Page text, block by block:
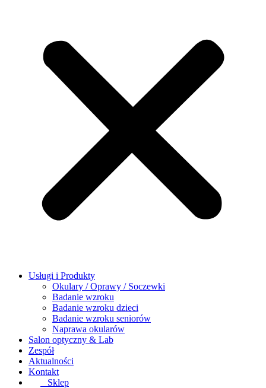
Usługi i Produkty
Okulary / Oprawy / Soczewki
Badanie wzroku
Badanie wzroku dzieci
Badanie wzroku seniorów
Naprawa okularów
Salon optyczny & Lab
Zespół
Aktualności
Kontakt
Sklep